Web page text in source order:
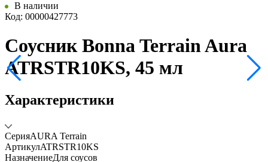
В наличии
Код: 00000427773
Соусник Bonna Terrain Aura
ATRSTR10KS, 45 мл
Характеристики
СерияAURA Terrain
АртикулATRSTR10KS
НазначениеДля соусов